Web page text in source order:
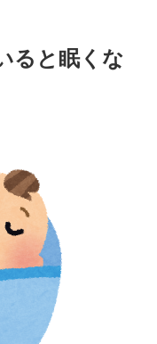
ると眠くな